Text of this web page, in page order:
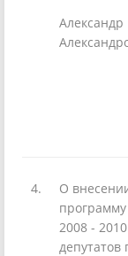
Александр
4.
О
2008 -